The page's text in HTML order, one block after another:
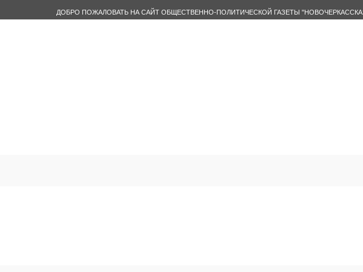
ДОБРО ПОЖАЛОВАТЬ НА САЙТ ОБЩЕСТВЕННО-ПОЛИТИЧЕСКОЙ ГАЗЕТЫ